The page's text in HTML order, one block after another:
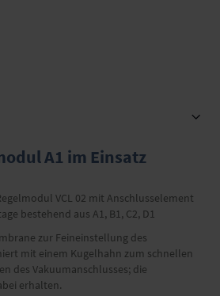
A1 im Einsatz
VCL 02 mit Anschlusselement
bestehend aus A1, B1, C2, D1
zur Feineinstellung des
mit einem Kugelhahn zum schnellen
des Vakuumanschlusses; die
erhalten.